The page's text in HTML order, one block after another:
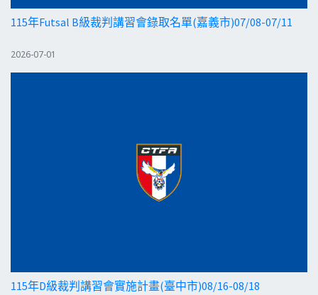
115年Futsal B級裁判講習會錄取名單(嘉義市)07/08-07/11
2026-07-01
115年D級裁判講習會實施計畫(臺中市)08/16-08/18